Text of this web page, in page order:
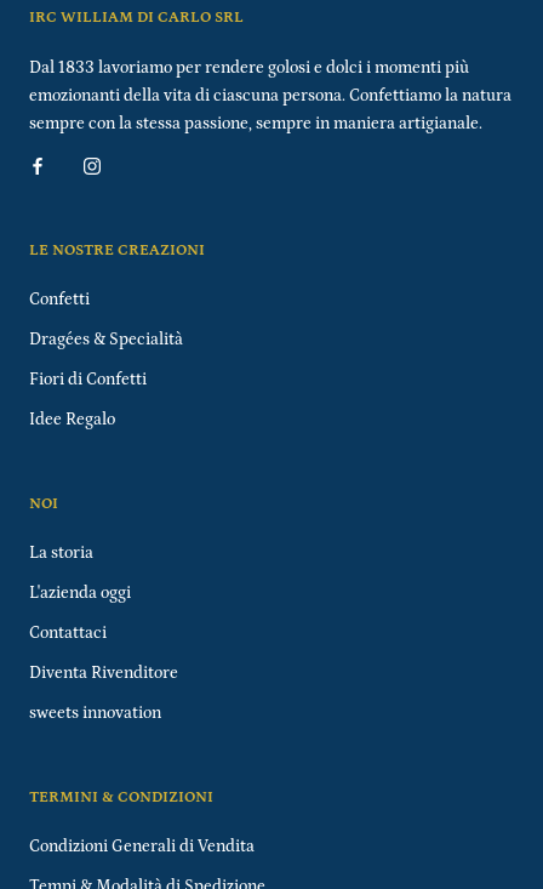
IRC WILLIAM DI CARLO SRL
Dal 1833 lavoriamo per rendere golosi e dolci i momenti più
emozionanti della vita di ciascuna persona. Confettiamo la natura
sempre con la stessa passione, sempre in maniera artigianale.
LE NOSTRE CREAZIONI
Confetti
Dragées & Specialità
Fiori di Confetti
Idee Regalo
NOI
La storia
L'azienda oggi
Contattaci
Diventa Rivenditore
sweets innovation
TERMINI & CONDIZIONI
Condizioni Generali di Vendita